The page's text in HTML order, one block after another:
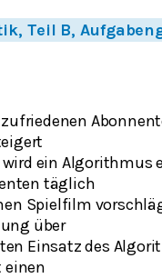
Teil B,
zufriedenen
wird ein Algorithmus
täglich
Spielfilm
über
Einsatz des
einen